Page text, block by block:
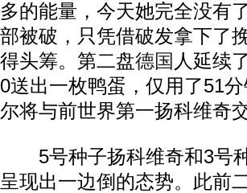
多的能量，今天她完全没有
部被破，只凭借破发拿下了
得头筹。第二盘德国 人延续
0送出一枚鸭蛋，仅用了51
尔将与前世界第一扬科维奇交
5号种子扬科维奇和3号种
呈现出一边倒的态势。此前